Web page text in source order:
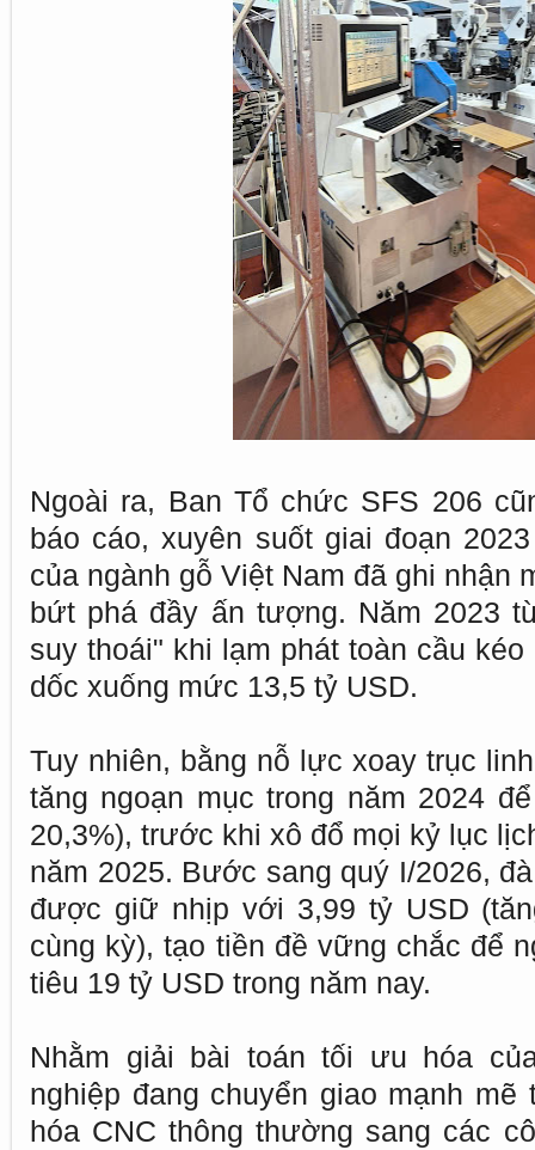
Ngoài ra, Ban Tổ chức SFS 206
báo cáo, xuyên suốt giai đoạn
của ngành gỗ Việt Nam đã ghi nhận
bứt phá đầy ấn tượng. Năm 2023
suy thoái" khi lạm phát toàn cầu
dốc xuống mức 13,5 tỷ USD.
Tuy nhiên, bằng nỗ lực xoay trục
tăng ngoạn mục trong năm 2024
20,3%), trước khi xô đổ mọi kỷ lục
năm 2025. Bước sang quý I/2026,
được giữ nhịp với 3,99 tỷ USD
cùng kỳ), tạo tiền đề vững chắc để
tiêu 19 tỷ USD trong năm nay.
Nhằm giải bài toán tối ưu hóa
nghiệp đang chuyển giao mạnh
hóa CNC thông thường sang các